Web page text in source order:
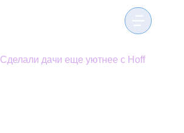
Сделали дачи еще уютнее с Hoff